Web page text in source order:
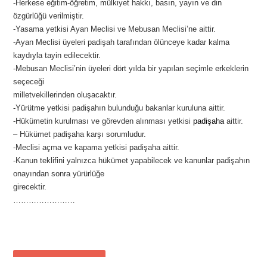
-Herkese eğitim-öğretim, mülkiyet hakkı, basın, yayın ve din
özgürlüğü verilmiştir.
-Yasama yetkisi Ayan Meclisi ve Mebusan Meclisi’ne aittir.
-Ayan Meclisi üyeleri padişah tarafından ölünceye kadar kalma
kaydıyla tayin edilecektir.
-Mebusan Meclisi’nin üyeleri dört yılda bir yapılan seçimle erkeklerin
seçeceği
milletvekillerinden oluşacaktır.
-Yürütme yetkisi padişahın bulunduğu bakanlar kuruluna aittir.
-Hükümetin kurulması ve görevden alınması yetkisipadişaha aittir.
– Hükümet padişaha karşı sorumludur.
-Meclisi açma ve kapama yetkisi padişaha aittir.
-Kanun teklifini yalnızca hükümet yapabilecek ve kanunlar padişahın
onayından sonra yürürlüğe
girecektir.